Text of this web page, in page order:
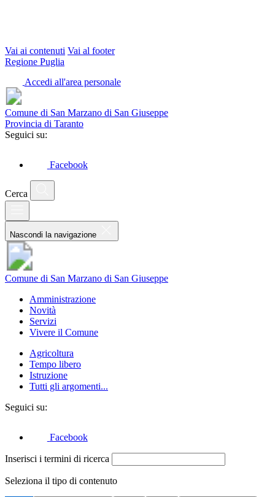
Vai ai contenuti Vai al footer
Regione Puglia
Accedi all'area personale
Comune di San Marzano di San Giuseppe
Provincia di Taranto
Seguici su:
Facebook
Cerca
Nascondi la navigazione
Comune di San Marzano di San Giuseppe
Amministrazione
Novità
Servizi
Vivere il Comune
Agricoltura
Tempo libero
Istruzione
Tutti gli argomenti...
Seguici su:
Facebook
Inserisci i termini di ricerca
Seleziona il tipo di contenuto